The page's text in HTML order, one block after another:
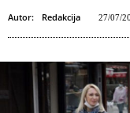
Autor: Redakcija 27/07/